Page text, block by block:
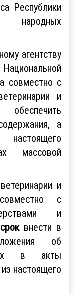
Республики
народных
агентству
совместно с
и
а
массовой
и
с
и
внести в
об
в акты
настоящего